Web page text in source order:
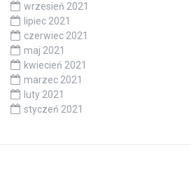
wrzesień 2021
lipiec 2021
czerwiec 2021
maj 2021
kwiecień 2021
marzec 2021
luty 2021
styczeń 2021